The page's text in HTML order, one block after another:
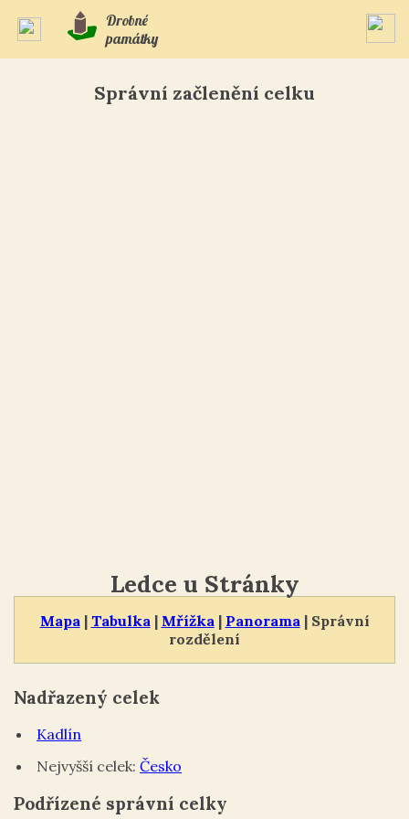
Drobné
památky
Správní začlenění celku
Mapa | Tabulka | Mřížka | Panorama | Správní
rozdělení
Ledce u Stránky
Nadřazený celek
Kadlín
Nejvyšší celek: Česko
Podřízené správní celky